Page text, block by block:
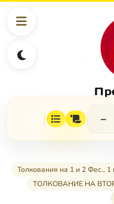
−
Толкования на 1 и 2 Фес., 1
ТОЛКОВАНИЕ НА